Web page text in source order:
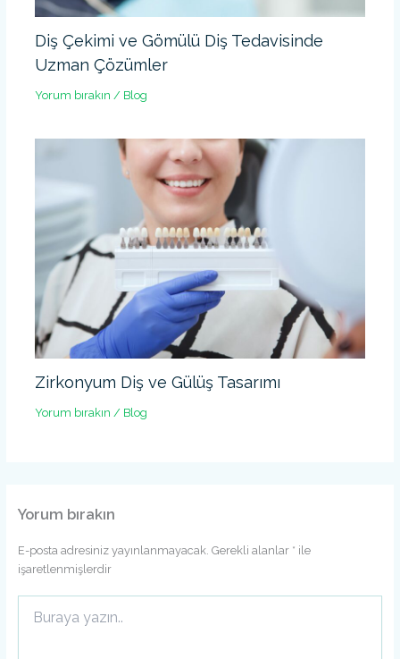
Diş Çekimi ve Gömülü Diş Tedavisinde
Uzman Çözümler
Yorum bırakın / Blog
Zirkonyum Diş ve Gülüş Tasarımı
Yorum bırakın / Blog
Yorum bırakın
E-posta adresiniz yayınlanmayacak. Gerekli alanlar * ile
işaretlenmişlerdir
yazın..